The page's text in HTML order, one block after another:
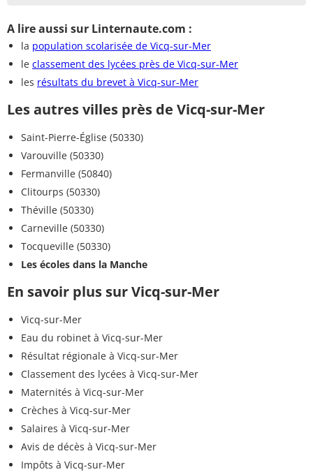
A lire aussi sur Linternaute.com :
la population scolarisée de Vicq-sur-Mer
le classement des lycées près de Vicq-sur-Mer
les résultats du brevet à Vicq-sur-Mer
Les autres villes près de Vicq-sur-Mer
Saint-Pierre-Église (50330)
Varouville (50330)
Fermanville (50840)
Clitourps (50330)
Théville (50330)
Carneville (50330)
Tocqueville (50330)
Les écoles dans la Manche
En savoir plus sur Vicq-sur-Mer
Vicq-sur-Mer
Eau du robinet à Vicq-sur-Mer
Résultat régionale à Vicq-sur-Mer
Classement des lycées à Vicq-sur-Mer
Maternités à Vicq-sur-Mer
Crèches à Vicq-sur-Mer
Salaires à Vicq-sur-Mer
Avis de décès à Vicq-sur-Mer
Impôts à Vicq-sur-Mer